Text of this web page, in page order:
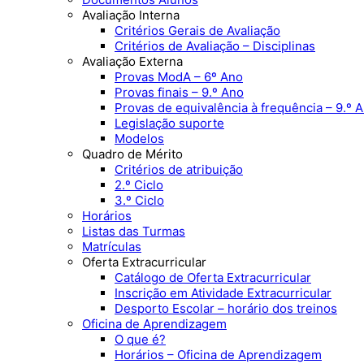
Avaliação Interna
Critérios Gerais de Avaliação
Critérios de Avaliação – Disciplinas
Avaliação Externa
Provas ModA – 6º Ano
Provas finais – 9.º Ano
Provas de equivalência à frequência – 9.º
Legislação suporte
Modelos
Quadro de Mérito
Critérios de atribuição
2.º Ciclo
3.º Ciclo
Horários
Listas das Turmas
Matrículas
Oferta Extracurricular
Catálogo de Oferta Extracurricular
Inscrição em Atividade Extracurricular
Desporto Escolar – horário dos treinos
Oficina de Aprendizagem
O que é?
Horários – Oficina de Aprendizagem